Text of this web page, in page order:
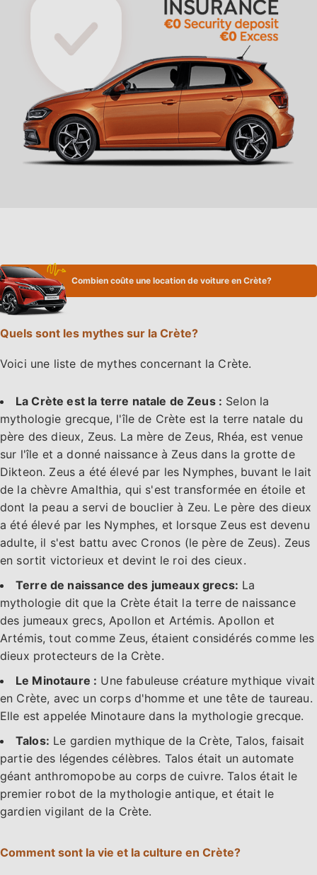
Combien coûte une location de voiture en Crète?
Quels sont les mythes sur la Crète?
Voici une liste de mythes concernant la Crète.
La Crète est la terre natale de Zeus : Selon la
mythologie grecque, l'île de Crète est la terre natale du
père des dieux, Zeus. La mère de Zeus, Rhéa, est venue
sur l'île et a donné naissance à Zeus dans la grotte de
Dikteon. Zeus a été élevé par les Nymphes, buvant le lait
de la chèvre Amalthia, qui s'est transformée en étoile et
dont la peau a servi de bouclier à Zeu. Le père des dieux
a été élevé par les Nymphes, et lorsque Zeus est devenu
adulte, il s'est battu avec Cronos (le père de Zeus). Zeus
en sortit victorieux et devint le roi des cieux.
Terre de naissance des jumeaux grecs: La
mythologie dit que la Crète était la terre de naissance
des jumeaux grecs, Apollon et Artémis. Apollon et
Artémis, tout comme Zeus, étaient considérés comme les
dieux protecteurs de la Crète.
Le Minotaure : Une fabuleuse créature mythique vivait
en Crète, avec un corps d'homme et une tête de taureau.
Elle est appelée Minotaure dans la mythologie grecque.
Talos: Le gardien mythique de la Crète, Talos, faisait
partie des légendes célèbres. Talos était un automate
géant anthromopobe au corps de cuivre. Talos était le
premier robot de la mythologie antique, et était le
gardien vigilant de la Crète.
Comment sont la vie et la culture en Crète?